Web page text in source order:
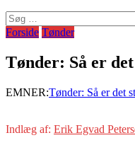
Søg
efter:
Forside Tønder
Tønder: Så er
EMNER:Tønder: Så er det
Indlæg af: Erik Egvad